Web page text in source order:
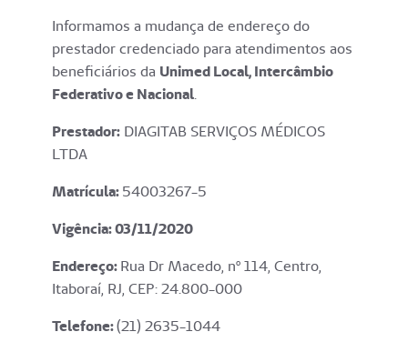
Informamos a mudança de endereço do
prestador credenciado para atendimentos aos
beneficiários da Unimed Local, Intercâmbio
Federativo e Nacional.
Prestador: DIAGITAB SERVIÇOS MÉDICOS
LTDA
Matrícula:54003267-5
Vigência: 03/11/2020
Endereço:Rua Dr Macedo, nº 114, Centro,
Itaboraí, RJ, CEP: 24.800-000
Telefone:(21) 2635-1044